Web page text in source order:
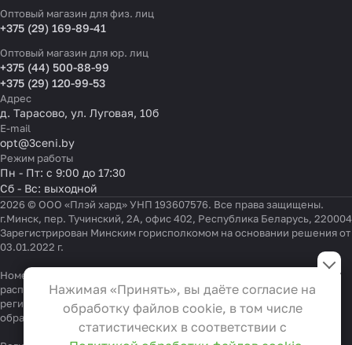
Оптовый магазин для физ. лиц
+375 (29) 169-89-41
Оптовый магазин для юр. лиц
+375 (44) 500-88-99
+375 (29) 120-99-53
Адрес
д. Тарасово, ул. Луговая, 10б
E-mail
opt@3ceni.by
Режим работы
Пн - Пт: с 9:00 до 17:30
Сб - Вс: выходной
2026 © ООО «Плэй хард» УНП 193607576. Все права защищены.
г.Минск, пер. Тучинский, 2А, офис 402, Республика Беларусь, 220004
Зарегистрирован Минским горисполкомом на основании решения от
03.01.2022 г.
Номер телефона работников местных исполнительных и
распорядительных органов по месту государственной
регистрации ООО «Плэй хард», уполномоченных рассматривать
обращения покупателей:
+375 17 323-41-58 ,
Настройки файлов cookie
Функциональные
Эти файлы необходимы для
функционирования сайта и не
могут быть отключены в наших
Нажимая «Принять», вы даёте согласие на
обработку файлов cookie, в том числе
статистических в соответствии с